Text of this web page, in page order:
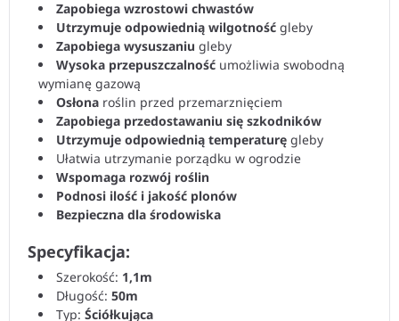
Zapobiega wzrostowi chwastów
Utrzymuje odpowiednią wilgotność gleby
Zapobiega wysuszaniu gleby
Wysoka przepuszczalność umożliwia swobodną
wymianę gazową
Osłona roślin przed przemarznięciem
Zapobiega przedostawaniu się szkodników
Utrzymuje odpowiednią temperaturę gleby
Ułatwia utrzymanie porządku w ogrodzie
Wspomaga rozwój roślin
Podnosi ilość i jakość plonów
Bezpieczna dla środowiska
Specyfikacja:
Szerokość: 1,1m
Długość: 50m
Typ: Ściółkująca